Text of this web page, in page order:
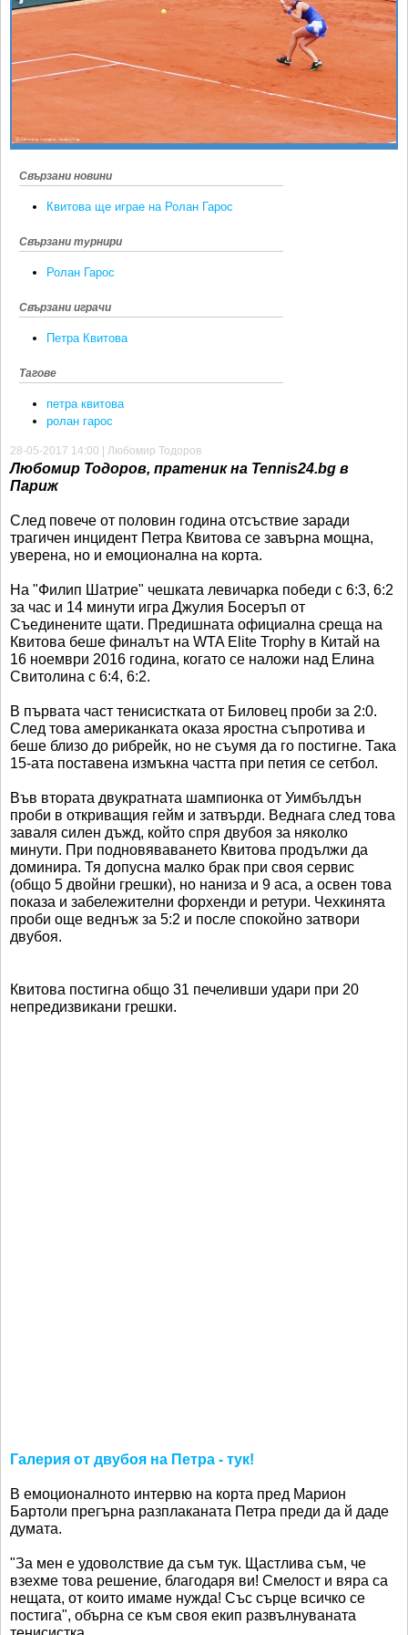
SOFIA OPEN
КЛУБОВЕ
ВИДЕО
Ретро
Спорт&Фитнес
Любители
Свързани новини
Квитова ще играе на Ролан Гарос
Свързани турнири
Ролан Гарос
Свързани играчи
Петра Квитова
Тагове
петра квитова
ролан гарос
28-05-2017 14:00 | Любомир Тодоров
Любомир Тодоров, пратеник на Tennis24.bg в
Париж
След повече от половин година отсъствие заради
трагичен инцидент Петра Квитова се завърна мощна,
уверена, но и емоционална на корта.
На "Филип Шатрие" чешката левичарка победи с 6:3, 6:2
за час и 14 минути игра Джулия Босеръп от
Съединените щати. Предишната официална среща на
Квитова беше финалът на WTA Elite Trophy в Китай на
16 ноември 2016 година, когато се наложи над Елина
Свитолина с 6:4, 6:2.
В първата част тенисистката от Биловец проби за 2:0.
След това американката оказа яростна съпротива и
беше близо до рибрейк, но не съумя да го постигне. Така
15-ата поставена измъкна частта при петия се сетбол.
Във втората двукратната шампионка от Уимбълдън
проби в откриващия гейм и затвърди. Веднага след това
заваля силен дъжд, който спря двубоя за няколко
минути. При подновяваването Квитова продължи да
доминира. Тя допусна малко брак при своя сервис
(общо 5 двойни грешки), но наниза и 9 аса, а освен това
показа и забележителни форхенди и ретури. Чехкинята
проби още веднъж за 5:2 и после спокойно затвори
двубоя.
Квитова постигна общо 31 печеливши удари при 20
непредизвикани грешки.
Галерия от двубоя на Петра - тук!
В емоционалното интервю на корта пред Марион
Бартоли прегърна разплаканата Петра преди да й даде
думата.
"За мен е удоволствие да съм тук. Щастлива съм, че
взехме това решение, благодаря ви! Смелост и вяра са
нещата, от които имаме нужда! Със сърце всичко се
постига", обърна се към своя екип развълнуваната